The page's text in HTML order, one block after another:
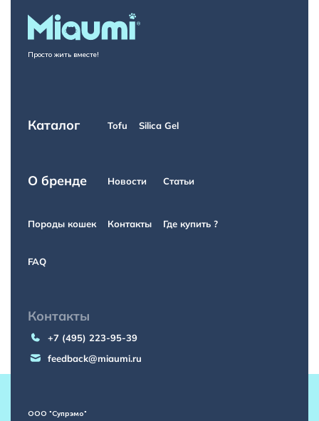
Просто жить вместе!
Каталог Tofu Silica Gel
О бренде Новости Статьи
Породы кошек Контакты Где купить ?
FAQ
Контакты
+7 (495) 223-95-39
feedback@miaumi.ru
ООО "Супрэмо"